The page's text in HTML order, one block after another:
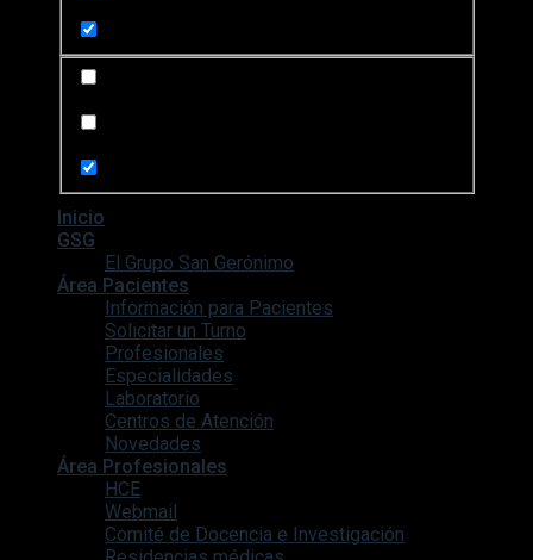
Inicio
GSG
El Grupo San Gerónimo
Área Pacientes
Información para Pacientes
Solicitar un Turno
Profesionales
Especialidades
Laboratorio
Centros de Atención
Novedades
Área Profesionales
HCE
Webmail
Comité de Docencia e Investigación